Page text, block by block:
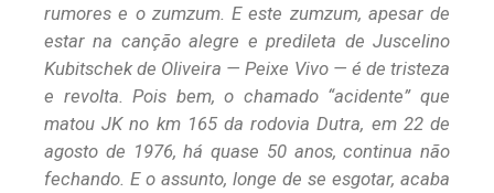
rumores e o zumzum. E este zumzum, apesar de
estar na canção alegre e predileta de Juscelino
Kubitschek de Oliveira — Peixe Vivo — é de tristeza
e revolta. Pois bem, o chamado “acidente” que
matou JK no km 165 da rodovia Dutra, em 22 de
agosto de 1976, há quase 50 anos, continua não
fechando. E o assunto, longe de se esgotar, acaba